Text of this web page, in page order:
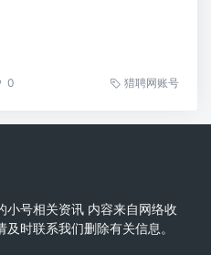
0 猎聘网账号
小号相关资讯 内容来自网络收
时联系我们删除有关信息。